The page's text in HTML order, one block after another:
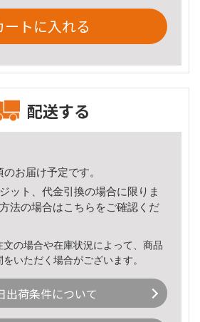
ートに入れる
配送する
お届け予定です。
ット、代金引換の場合に限りま
法の場合はこちら をご確認くだ
の場合や在庫状況によって、商品
いただく場合がございます。
出荷条件について